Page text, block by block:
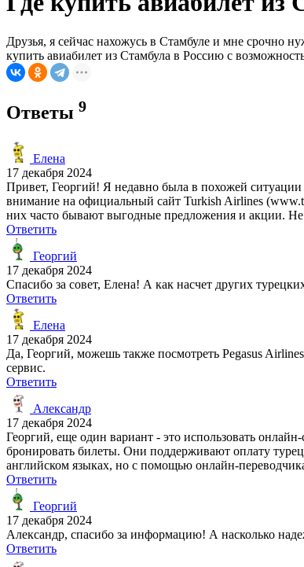
Друзья, я сейчас нахожусь в Стамбуле и мне срочно
купить авиабилет из Стамбула в Россию с
Ответы 9
Елена
17 декабря 2024
Привет, Георгий! Я недавно была в похожей
внимание на официальный сайт Turkish Airlines
них часто бывают выгодные предложения и акции. Не
Ответить
Георгий
17 декабря 2024
Спасибо за совет, Елена! А как насчет других
Ответить
Елена
17 декабря 2024
Да, Георгий, можешь также посмотреть Pegasus
сервис.
Ответить
Александр
17 декабря 2024
Георгий, еще один вариант - это использовать
бронировать билеты. Они поддерживают оплату
английском языках, но с помощью онлайн-
Ответить
Георгий
17 декабря 2024
Александр, спасибо за информацию! А насколько
Ответить